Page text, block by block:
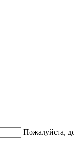
Пожалуйста,